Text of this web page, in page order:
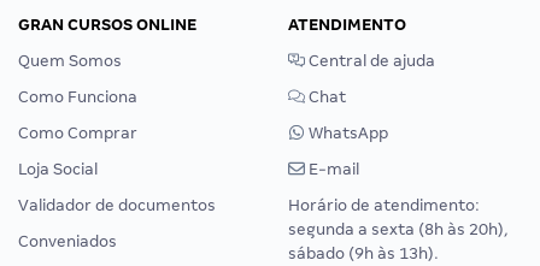
GRAN CURSOS ONLINE
Quem Somos
Como Funciona
Como Comprar
Loja Social
Validador de documentos
Conveniados
ATENDIMENTO
Central de ajuda
Chat
WhatsApp
E-mail
Horário de atendimento:
segunda a sexta (8h às 20h),
sábado (9h às 13h).